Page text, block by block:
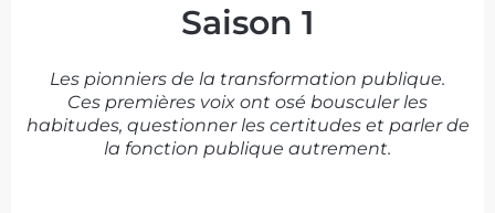
Saison 1
Les pionniers de la transformation publique.
Ces premières voix ont osé bousculer les
habitudes, questionner les certitudes et parler de
la fonction publique autrement.